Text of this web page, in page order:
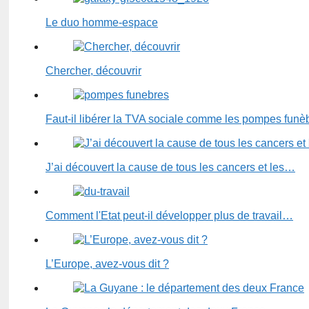
Le duo homme-espace
Chercher, découvrir
Faut-il libérer la TVA sociale comme les pompes
J’ai découvert la cause de tous les cancers et les…
Comment l'Etat peut-il développer plus de travail…
L’Europe, avez-vous dit ?